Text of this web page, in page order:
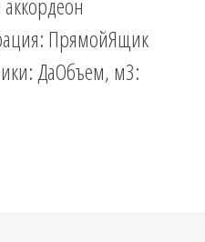
ПрямойЯщик
ДаОбъем, м3: